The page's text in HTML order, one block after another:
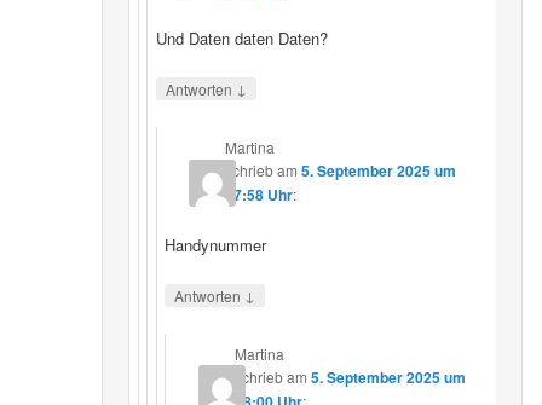
Und Daten daten Daten?
Antworten ↓
Martina
schriebam5. September 2025 um
17:58 Uhr:
Handynummer
Antworten ↓
Martina
schriebam 5. September 2025 um
: